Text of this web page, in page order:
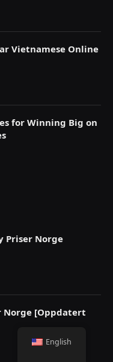
Vietnamese Online
for Winning Big on
Priser Norge
Norge [Oppdatert
English